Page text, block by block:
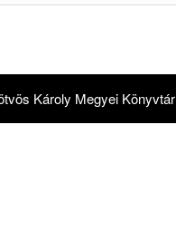
Károly Megyei Könyvtár